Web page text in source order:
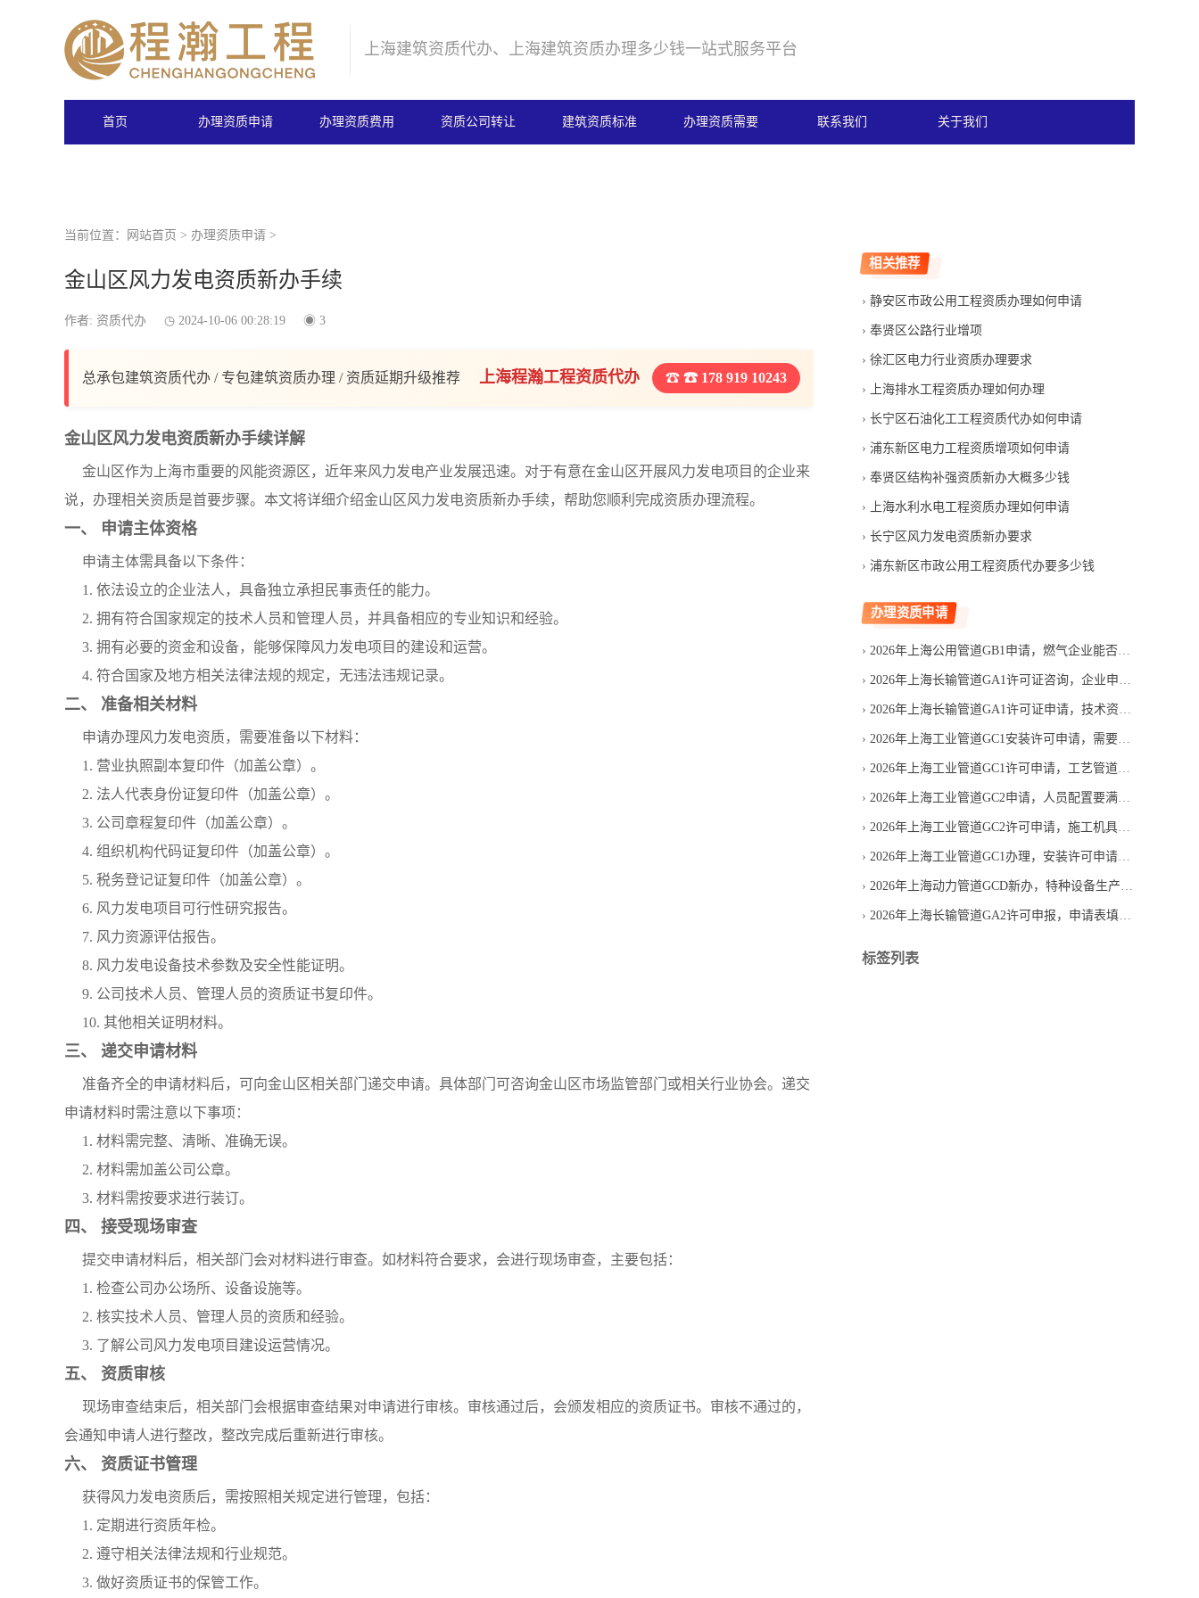
上海建筑资质代办、上海建筑资质办理多少钱一站式服务平台
首页 办理资质申请 办理资质费用 资质公司转让 建筑资质标准 办理资质需要 联系我们 关于我们
当前位置： 网站首页 > 办理资质申请 >
金山区风力发电资质新办手续
作者: 资质代办 2024-10-06 00:28:19 3
总承包建筑资质代办 / 专包建筑资质办理 / 资质延期升级推荐 上海程瀚工程资质代办 ☎ 178 919 10243
金山区风力发电资质新办手续详解
金山区作为上海市重要的风能资源区，近年来风力发电产业发展迅速。对于有意在金山区开展风力发电项目的企业来
说，办理相关资质是首要步骤。本文将详细介绍金山区风力发电资质新办手续，帮助您顺利完成资质办理流程。
一、 申请主体资格
申请主体需具备以下条件：
1. 依法设立的企业法人，具备独立承担民事责任的能力。
2. 拥有符合国家规定的技术人员和管理人员，并具备相应的专业知识和经验。
3. 拥有必要的资金和设备，能够保障风力发电项目的建设和运营。
4. 符合国家及地方相关法律法规的规定，无违法违规记录。
二、 准备相关材料
申请办理风力发电资质，需要准备以下材料：
1. 营业执照副本复印件（加盖公章）。
2. 法人代表身份证复印件（加盖公章）。
3. 公司章程复印件（加盖公章）。
4. 组织机构代码证复印件（加盖公章）。
5. 税务登记证复印件（加盖公章）。
6. 风力发电项目可行性研究报告。
7. 风力资源评估报告。
8. 风力发电设备技术参数及安全性能证明。
9. 公司技术人员、管理人员的资质证书复印件。
10. 其他相关证明材料。
三、 递交申请材料
准备齐全的申请材料后，可向金山区相关部门递交申请。具体部门可咨询金山区市场监管部门或相关行业协会。递交
申请材料时需注意以下事项：
1. 材料需完整、清晰、准确无误。
2. 材料需加盖公司公章。
3. 材料需按要求进行装订。
四、 接受现场审查
提交申请材料后，相关部门会对材料进行审查。如材料符合要求，会进行现场审查，主要包括：
1. 检查公司办公场所、设备设施等。
2. 核实技术人员、管理人员的资质和经验。
3. 了解公司风力发电项目建设运营情况。
五、 资质审核
现场审查结束后，相关部门会根据审查结果对申请进行审核。审核通过后，会颁发相应的资质证书。审核不通过的，
会通知申请人进行整改，整改完成后重新进行审核。
六、 资质证书管理
获得风力发电资质后，需按照相关规定进行管理，包括：
1. 定期进行资质年检。
2. 遵守相关法律法规和行业规范。
3. 做好资质证书的保管工作。
相关推荐
静安区市政公用工程资质办理如何申请
奉贤区公路行业增项
徐汇区电力行业资质办理要求
上海排水工程资质办理如何办理
长宁区石油化工工程资质代办如何申请
浦东新区电力工程资质增项如何申请
奉贤区结构补强资质新办大概多少钱
上海水利水电工程资质办理如何申请
长宁区风力发电资质新办要求
浦东新区市政公用工程资质代办要多少钱
办理资质申请
2026年上海公用管道GB1申请，燃气企业能否一次通过审核
2026年上海长输管道GA1许可证咨询，企业申请许可要花多少钱
2026年上海长输管道GA1许可证申请，技术资料为何审核不通过
2026年上海工业管道GC1安装许可申请，需要满足哪些条件
2026年上海工业管道GC1许可申请，工艺管道项目需要什么资质
2026年上海工业管道GC2申请，人员配置要满足哪些要求
2026年上海工业管道GC2许可申请，施工机具需要提供哪些材料
2026年上海工业管道GC1办理，安装许可申请条件有哪些
2026年上海动力管道GCD新办，特种设备生产单位许可怎么申请
2026年上海长输管道GA2许可申报，申请表填写容易错在哪
标签列表